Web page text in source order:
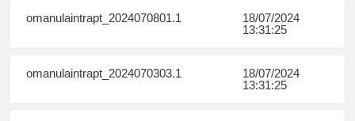
omanulaintrapt_2024070801.1
18/07/2024
13:31:25
omanulaintrapt_2024070303.1
18/07/2024
13:31:25